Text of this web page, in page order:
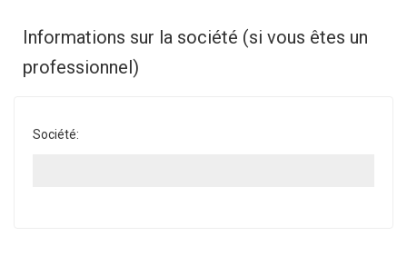
Informations sur la société (si vous êtes un
professionnel)
Société: